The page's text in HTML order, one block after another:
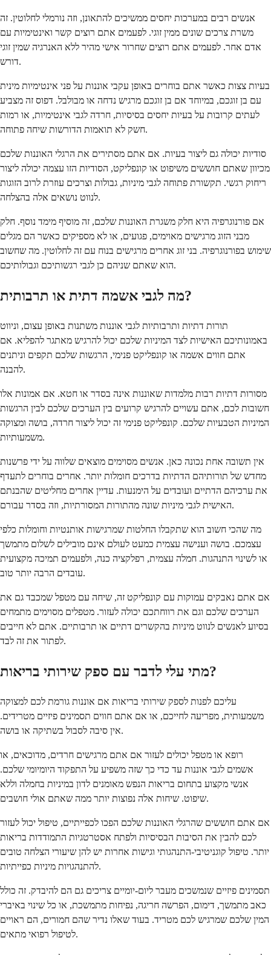
אנשים רבים במערכות יחסים ממשיכים להתאונן, וזה נורמלי לחלוטין. זה
משרת צרכים שונים ממין זוגי. לפעמים אתם רוצים קשר ואינטימיות עם
אדם אחר. לפעמים אתם רוצים שחרור אישי מהיר ללא האנרגיה שמין זוגי
דורש.
בעיות צצות כאשר אתם בוחרים באופן עקבי אוננות על פני אינטימיות מינית
עם בן זוגכם, במיוחד אם בן זוגכם מרגיש נדחה או מבולבל. דפוס זה מצביע
לעתים קרובות על בעיות יחסים בסיסיות, חרדה לגבי אינטימיות, או רמות
חשק לא תואמות הדורשות שיחה פתוחה.
סודיות יכולה גם ליצור בעיות. אם אתם מסתירים את הרגלי האוננות שלכם
מכיוון שאתם חוששים משיפוט או קונפליקט, הסודיות הזו עצמה יכולה ליצור
ריחוק רגשי. תקשורת פתוחה לגבי מיניות, גבולות וצרכים עוזרת לרוב הזוגות
לנווט נושאים אלה בהצלחה.
אם פורנוגרפיה היא חלק משגרת האוננות שלכם, זה מוסיף מימד נוסף. חלק
מבני הזוג מרגישים מאוימים, פגועים, או לא מספיקים כאשר הם מגלים
שימוש בפורנוגרפיה. בני זוג אחרים מרגישים בנוח עם זה לחלוטין. מה שחשוב
הוא שאתם שניהם כן לגבי רגשותיכם וגבולותיכם.
מה לגבי אשמה דתית או תרבותית?
תורות דתיות ותרבותיות לגבי אוננות משתנות באופן עצום, וניווט
באמונותיכם האישיות לצד המיניות שלכם יכול להרגיש מאתגר להפליא. אם
אתם חווים אשמה או קונפליקט פנימי, הרגשות שלכם תקפים וניתנים
להבנה.
מסורות דתיות רבות מלמדות שאוננות אינה בסדר או חטא. אם אמונות אלו
חשובות לכם, אתם עשויים להרגיש קרועים בין הערכים שלכם לבין הרגשות
המיניות הטבעיות שלכם. קונפליקט פנימי זה יכול ליצור חרדה, בושה ומצוקה
משמעותיות.
אין תשובה אחת נכונה כאן. אנשים מסוימים מוצאים שלווה על ידי פרשנות
מחדש של תורותיהם הדתיות בדרכים חומלות יותר. אחרים בוחרים לתעדף
את ערכיהם הדתיים ועובדים על הימנעות. עדיין אחרים מחליטים שהבנתם
האישית לגבי מיניות שונה מהתורות המסורתיות, וזה בסדר עבורם.
מה שהכי חשוב הוא שתקבלו החלטות שמרגישות אותנטיות וחומלות כלפי
עצמכם. בושה וענישה עצמית כמעט לעולם אינם מובילים לשלום מתמשך
או לשינוי התנהגות. חמלה עצמית, רפלקציה כנה, ולפעמים תמיכה מקצועית
עובדים הרבה יותר טוב.
אם אתם נאבקים עמוקות עם קונפליקט זה, שיחה עם מטפל שמכבד גם את
הערכים שלכם וגם את רווחתכם יכולה לעזור. מטפלים מסוימים מתמחים
בסיוע לאנשים לנווט מיניות בהקשרים דתיים או תרבותיים. אתם לא חייבים
לפתור את זה לבד.
מתי עלי לדבר עם ספק שירותי בריאות?
עליכם לפנות לספק שירותי בריאות אם אוננות גורמת לכם למצוקה
משמעותית, מפריעה לחייכם, או אם אתם חווים תסמינים פיזיים מטרידים.
אין סיבה לסבול בשתיקה או בושה.
רופא או מטפל יכולים לעזור אם אתם מרגישים חרדים, מדוכאים, או
אשמים לגבי אוננות עד כדי כך שזה משפיע על התפקוד היומיומי שלכם.
אנשי מקצוע בתחום בריאות הנפש מאומנים לדון במיניות בחמלה וללא
שיפוט. שיחות אלה נפוצות יותר ממה שאתם אולי חושבים.
אם אתם חוששים שהרגלי האוננות שלכם הפכו לכפייתיים, טיפול יכול לעזור
לכם להבין את הסיבות הבסיסיות ולפתח אסטרטגיות התמודדות בריאות
יותר. טיפול קוגניטיבי-התנהגותי וגישות אחרות יש להן שיעורי הצלחה טובים
להתנהגויות מיניות כפייתיות.
תסמינים פיזיים שנמשכים מעבר ליום-יומיים צריכים גם הם להיבדק. זה כולל
כאב מתמשך, דימום, הפרשה חריגה, נפיחות מתמשכת, או כל שינוי באיברי
המין שלכם שמרגיש לכם מטריד. בעוד שאלו נדיר שהם חמורים, הם ראויים
לטיפול רפואי מתאים.